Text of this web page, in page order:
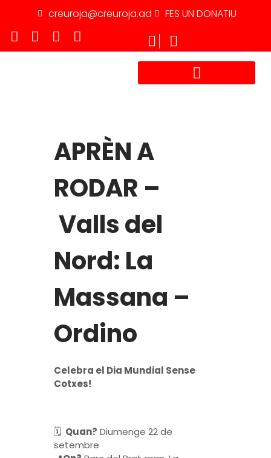
creuroja@creuroja.ad FES UN DONATIU
APRÈN A
RODAR –
Valls del
Nord: La
Massana –
Ordino
Celebra el Dia Mundial Sense
Cotxes!
🗓 Quan? Diumenge 22 de
setembre